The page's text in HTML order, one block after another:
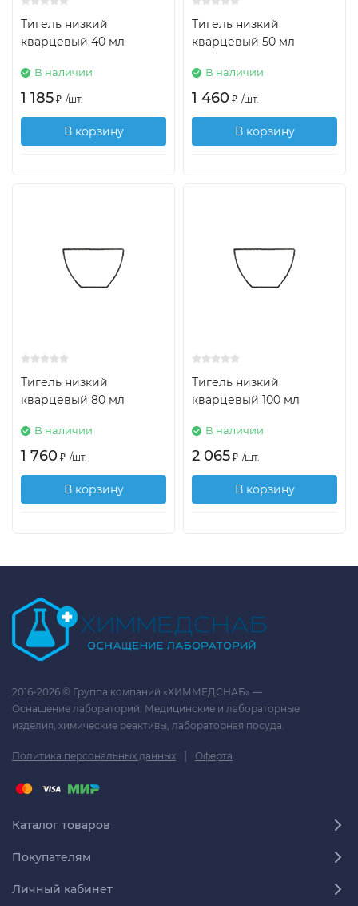
Тигель низкий
кварцевый 40 мл
В наличии
1 185 ₽ /шт.
В корзину
Тигель низкий
кварцевый 50 мл
В наличии
1 460 ₽ /шт.
В корзину
Тигель низкий
кварцевый 80 мл
В наличии
1 760 ₽ /шт.
В корзину
Тигель низкий
кварцевый 100 мл
В наличии
2 065 ₽ /шт.
В корзину
2016-2026 © Группа компаний «ХИММЕДСНАБ» —
Оснащение лабораторий. Медицинские и лабораторные
изделия, химические реактивы, лабораторная посуда.
Политика персональных данных | Оферта
Каталог товаров
Покупателям
Личный кабинет